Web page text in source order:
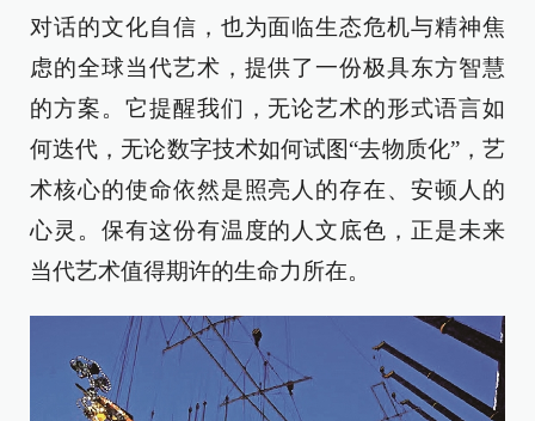
对话的文化自信，也为面临生态危机与精神焦
虑的全球当代艺术，提供了一份极具东方智慧
的方案。它提醒我们，无论艺术的形式语言如
何迭代，无论数字技术如何试图“去物质化”，艺
术核心的使命依然是照亮人的存在、安顿人的
心灵。保有这份有温度的人文底色，正是未来
当代艺术值得期许的生命力所在。